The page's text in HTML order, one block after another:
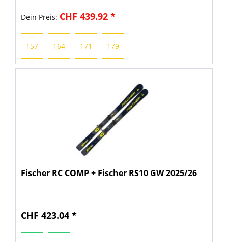
Dein Preis: CHF 439.92 *
157 164 171 179
Fischer RC COMP + Fischer RS10 GW 2025/26
CHF 423.04 *